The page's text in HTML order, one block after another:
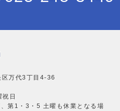
万代3丁目4-36
日
第1・3・5 土曜も休業となる場